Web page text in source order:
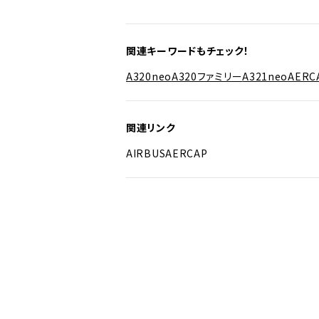
関連キーワードもチェック！
A320neoA320ファミリーA321neo
関連リンク
AIRBUSAERCAP